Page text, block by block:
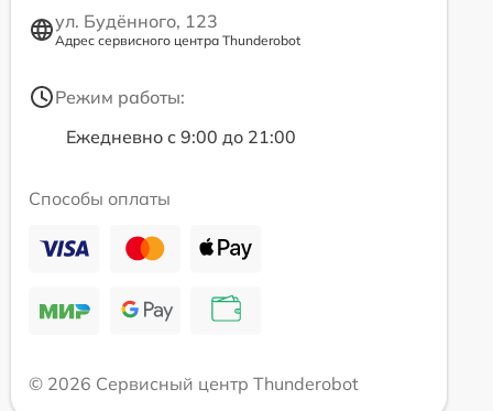
ул. Будённого, 123
Адрес сервисного центра Thunderobot
Режим работы:
Ежедневно с 9:00 до 21:00
Способы оплаты
© 2026 Сервисный центр Thunderobot